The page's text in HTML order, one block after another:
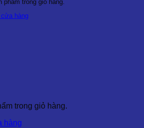
phẩm trong giỏ hàng.
hàng
trong giỏ hàng.
hàng